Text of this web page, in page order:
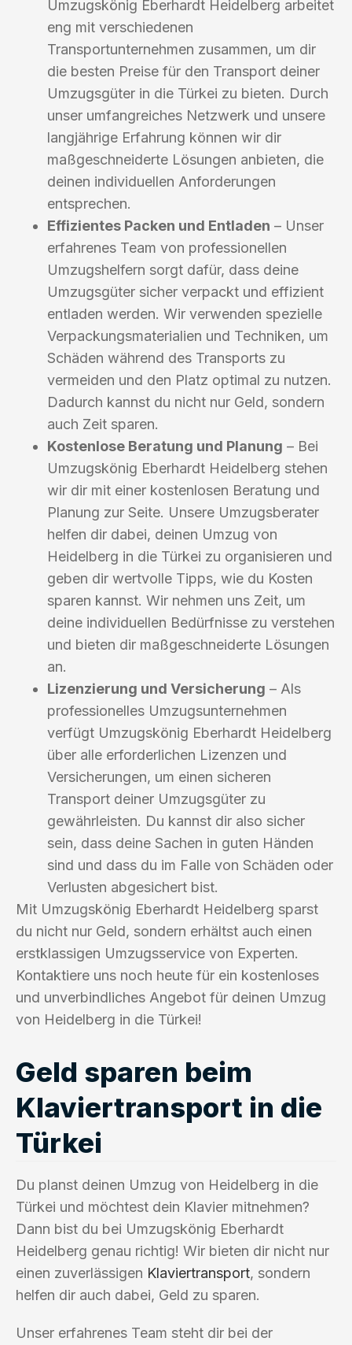
Umzugskönig Eberhardt Heidelberg arbeitet
eng mit verschiedenen
Transportunternehmen zusammen, um dir
die besten Preise für den Transport deiner
Umzugsgüter in die Türkei zu bieten. Durch
unser umfangreiches Netzwerk und unsere
langjährige Erfahrung können wir dir
maßgeschneiderte Lösungen anbieten, die
deinen individuellen Anforderungen
entsprechen.
Effizientes Packen und Entladen – Unser
erfahrenes Team von professionellen
Umzugshelfern sorgt dafür, dass deine
Umzugsgüter sicher verpackt und effizient
entladen werden. Wir verwenden spezielle
Verpackungsmaterialien und Techniken, um
Schäden während des Transports zu
vermeiden und den Platz optimal zu nutzen.
Dadurch kannst du nicht nur Geld, sondern
auch Zeit sparen.
Kostenlose Beratung und Planung – Bei
Umzugskönig Eberhardt Heidelberg stehen
wir dir mit einer kostenlosen Beratung und
Planung zur Seite. Unsere Umzugsberater
helfen dir dabei, deinen Umzug von
Heidelberg in die Türkei zu organisieren und
geben dir wertvolle Tipps, wie du Kosten
sparen kannst. Wir nehmen uns Zeit, um
deine individuellen Bedürfnisse zu verstehen
und bieten dir maßgeschneiderte Lösungen
an.
Lizenzierung und Versicherung – Als
professionelles Umzugsunternehmen
verfügt Umzugskönig Eberhardt Heidelberg
über alle erforderlichen Lizenzen und
Versicherungen, um einen sicheren
Transport deiner Umzugsgüter zu
gewährleisten. Du kannst dir also sicher
sein, dass deine Sachen in guten Händen
sind und dass du im Falle von Schäden oder
Verlusten abgesichert bist.
Mit Umzugskönig Eberhardt Heidelberg sparst
du nicht nur Geld, sondern erhältst auch einen
erstklassigen Umzugsservice von Experten.
Kontaktiere uns noch heute für ein kostenloses
und unverbindliches Angebot für deinen Umzug
von Heidelberg in die Türkei!
Geld sparen beim
Klaviertransport in die
Türkei
Du planst deinen Umzug von Heidelberg in die
Türkei und möchtest dein Klavier mitnehmen?
Dann bist du bei Umzugskönig Eberhardt
Heidelberg genau richtig! Wir bieten dir nicht nur
einen zuverlässigen Klaviertransport, sondern
helfen dir auch dabei, Geld zu sparen.
Unser erfahrenes Team steht dir bei der